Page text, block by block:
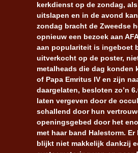
kerkdienst op de zondag,
uitslapen en in de avond
zondag bracht de Zweedse
opnieuw een bezoek aan
aan populariteit is ingeboet
uitverkocht op de poster,
metalheads die dag konden
of Papa Emritus IV en zijn
daargelaten, besloten zo’n
laten vergeven door de
schallend door hun
openingsgebed door het
met haar band Halestorm.
blijkt niet makkelijk dankzij